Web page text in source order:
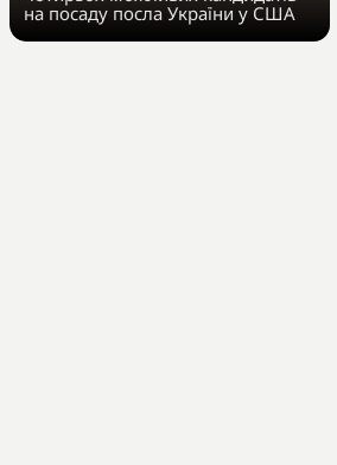
на посаду посла України у США